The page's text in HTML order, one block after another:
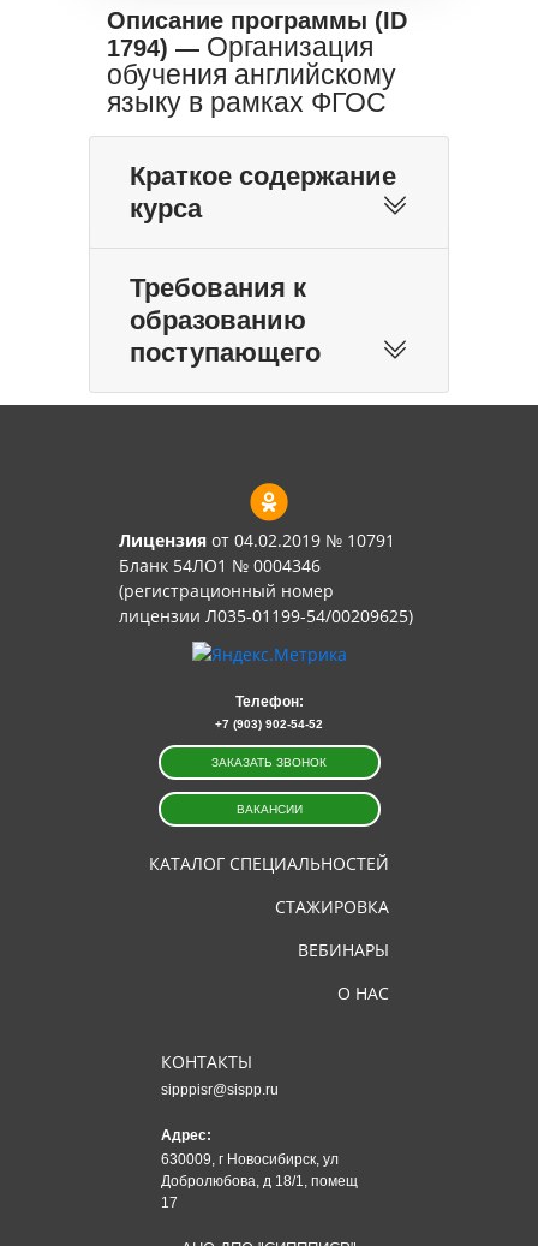
Описание программы (ID
1794) — Организация
обучения английскому
языку в рамках ФГОС
Краткое содержание
курса
Требования к
образованию
поступающего
Лицензия от 04.02.2019 № 10791
Бланк 54ЛО1 № 0004346
(регистрационный номер
лицензии Л035-01199-54/00209625)
КАТАЛОГ СПЕЦИАЛЬНОСТЕЙ
СТАЖИРОВКА
ВЕБИНАРЫ
О НАС
КОНТАКТЫ
sipppisr@sispp.ru
Адрес:
630009, г Новосибирск, ул
Добролюбова, д 18/1, помещ
17
Телефон:
+7 (903) 902-54-52
ЗАКАЗАТЬ ЗВОНОК
ВАКАНСИИ